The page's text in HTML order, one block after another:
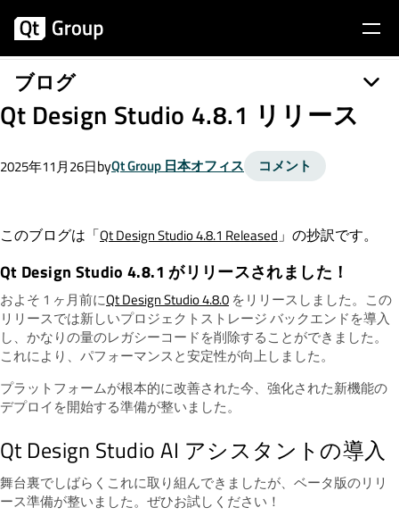
ブログ
Qt Design Studio 4.8.1 リリース
2025年11月26日byQt Group 日本オフィス コメント
このブログは「Qt Design Studio 4.8.1 Released」の抄訳です。
Qt Design Studio 4.8.1 がリリースされました！
およそ 1 ヶ月前にQt Design Studio 4.8.0 をリリースしました。この
リリースでは新しいプロジェクトストレージ バックエンドを導入
し、かなりの量のレガシーコードを削除することができました。
これにより、パフォーマンスと安定性が向上しました。
プラットフォームが根本的に改善された今、強化された新機能の
デプロイを開始する準備が整いました。
Qt Design Studio AI アシスタントの導入
舞台裏でしばらくこれに取り組んできましたが、ベータ版のリリ
ース準備が整いました。ぜひお試しください！